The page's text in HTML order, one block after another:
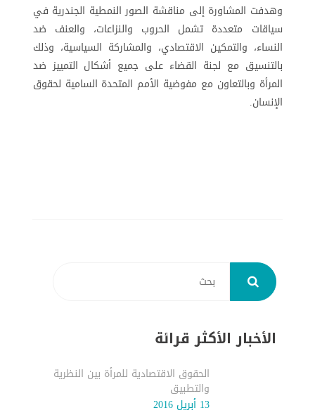
وهدفت المشاورة إلى مناقشة الصور النمطية الجندرية في
سياقات متعددة تشمل الحروب والنزاعات، والعنف ضد
النساء، والتمكين الاقتصادي، والمشاركة السياسية، وذلك
بالتنسيق مع لجنة القضاء على جميع أشكال التمييز ضد
المرأة وبالتعاون مع مفوضية الأمم المتحدة السامية لحقوق
الإنسان.
الأخبار الأكثر قرائة
الحقوق الاقتصادية للمرأة بين النظرية
والتطبيق
13 أبريل 2016